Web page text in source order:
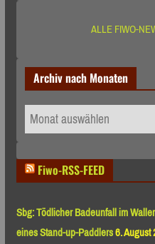
ALLE FIWO-
Archiv nach Monaten
Archiv
nach
Fiwo-RSS-FEED
Sbg: Tödlicher Badeunfall im
eines Stand-up-Paddlers6.